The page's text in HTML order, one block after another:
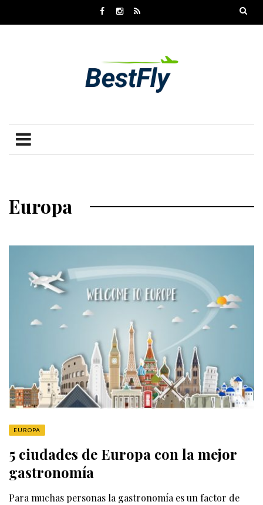
Europa
EUROPA
5 ciudades de Europa con la mejor
gastronomía
Para muchas personas la gastronomía es un factor de